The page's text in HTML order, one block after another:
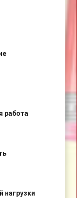
работа
нагрузки